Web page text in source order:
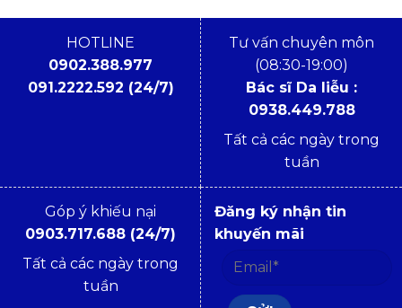
HOTLINE
0902.388.977
091.2222.592 (24/7)
Tư vấn chuyên môn
(08:30-19:00)
Bác sĩ Da liễu :
0938.449.788
Tất cả các ngày trong
tuần
Góp ý khiếu nại
0903.717.688 (24/7)
Tất cả các ngày trong
tuần
Đăng ký nhận tin
khuyến mãi